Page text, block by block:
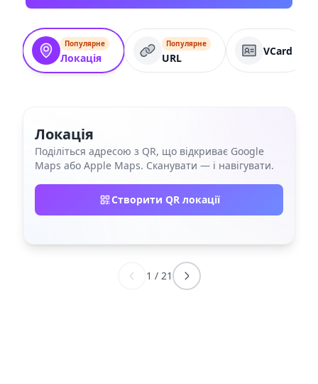
Популярне
Локація
Популярне
URL
VCard
Локація
Поділіться адресою з QR, що відкриває Google
Maps або Apple Maps. Сканувати — і навігувати.
Створити QR локації
1 / 21